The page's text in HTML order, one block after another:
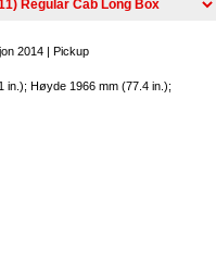
2014 | Pickup
in.); Høyde 1966 mm (77.4 in.);